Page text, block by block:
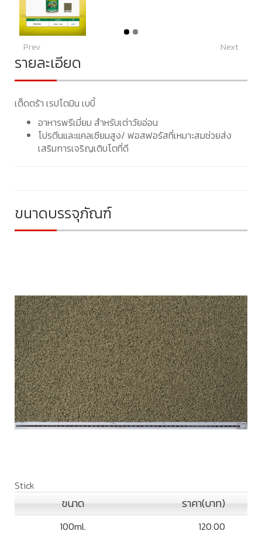
Prev Next
รายละเอียด
เต็ดตร้า เรปโตมิน เบบี้
อาหารพรีเมี่ยม สำหรับเต่าวัยอ่อน
โปรตีนและแคลเซียมสูง/ ฟอสฟอรัสที่เหมาะสมช่วยส่ง
เสริมการเจริญเติบโตที่ดี
ขนาดบรรจุภัณฑ์
Stick
ขนาด ราคา(บาท)
100ml. 120.00